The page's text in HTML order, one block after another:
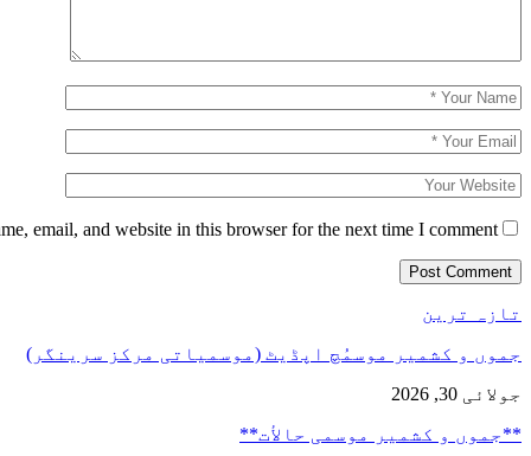
email, and website in this browser for the next time I comment.
تازہ ترین
جموں و کشمیر موسمُچ اپڈیٹ (موسمیاتی مرکز سرینگر)
جولائی 30, 2026
**جموں و كشمیر موسمی حالأت**